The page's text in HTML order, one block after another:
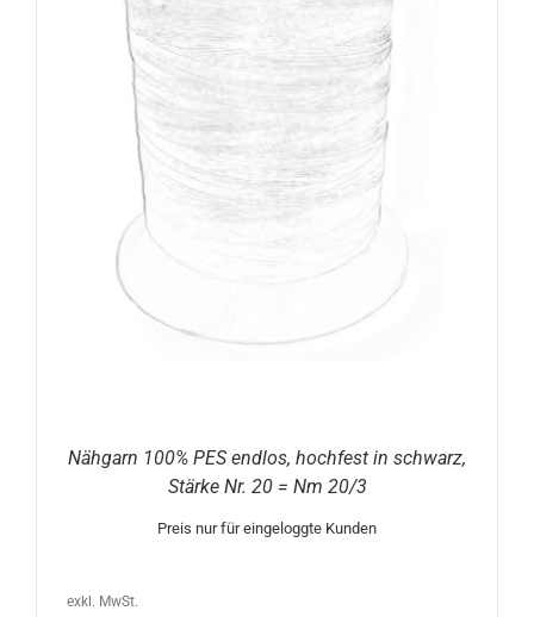
Nähgarn 100% PES endlos, hochfest in schwarz,
Stärke Nr. 20 = Nm 20/3
Preis nur für eingeloggte Kunden
exkl. MwSt.